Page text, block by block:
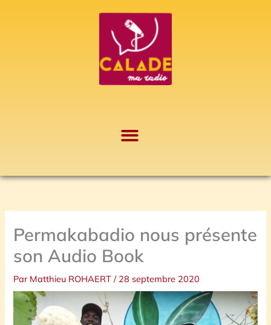
Permakabadio nous présente
son Audio Book
Par Matthieu ROHAERT/ 28 septembre 2020